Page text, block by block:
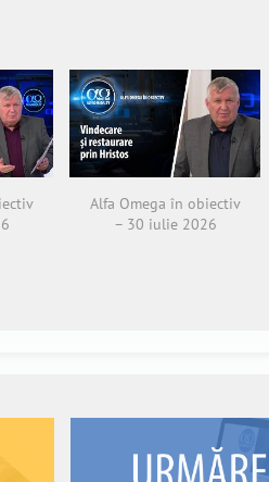
Alfa Omega în obiectiv
– 30 iulie 2026